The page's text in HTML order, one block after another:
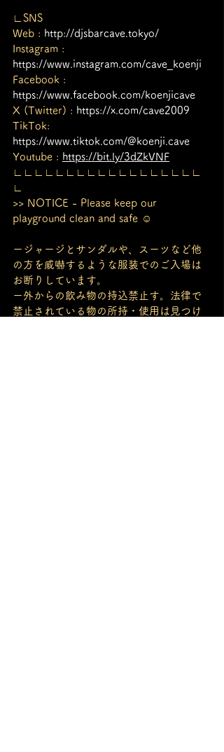
∟SNS
Web : http://djsbarcave.tokyo/
Instagram :
https://www.instagram.com/cave_koenji
Facebook :
https://www.facebook.com/koenjicave
X (Twitter) : https://x.com/cave2009
TikTok:
https://www.tiktok.com/@koenji.cave
Youtube : https://bit.ly/3dZkVNF
∟∟∟∟∟∟∟∟∟∟∟∟∟∟∟∟∟∟
∟
>> NOTICE - Please keep our
playground clean and safe ☺
ージャージとサンダルや、スーツなど他
の方を威嚇するような服装でのご入場は
お断りしています。
ー外からの飲み物の持込禁止す。法律で
禁止されている物の所持・使用は見つけ